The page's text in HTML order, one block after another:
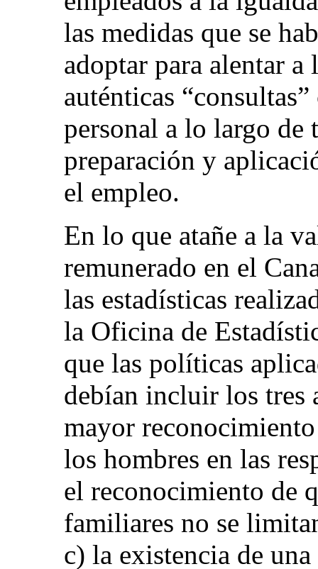
las medidas que se
adoptar para alentar a
auténticas
personal a lo largo de
preparación y
el empleo.
En lo que atañe a la
remunerado en el
las estadísticas
la Oficina de
que las políticas
debían incluir los tres
mayor
los hombres en las
el reconocimiento de
familiares no se
c) la existencia de